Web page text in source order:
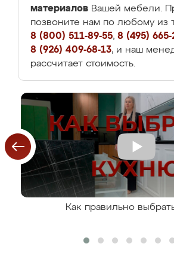
материалов Вашей мебели.
позвоните нам по любому из
8 (800) 511-89-55, 8 (495)
8 (926) 409-68-13, и наш
рассчитает стоимость.
Как правильно